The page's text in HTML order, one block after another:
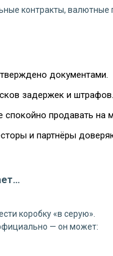
контракты,
документами.
задержек и штрафов.
продавать на
и партнёры
коробку «в серую».
— он может: